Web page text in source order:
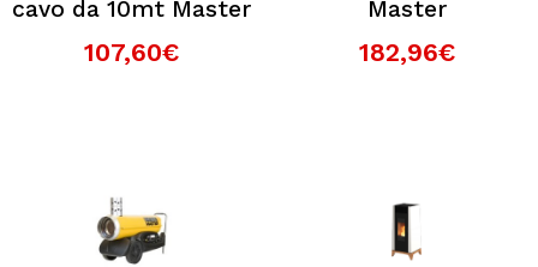
cavo da 10mt Master
107,60€
Master
182,96€